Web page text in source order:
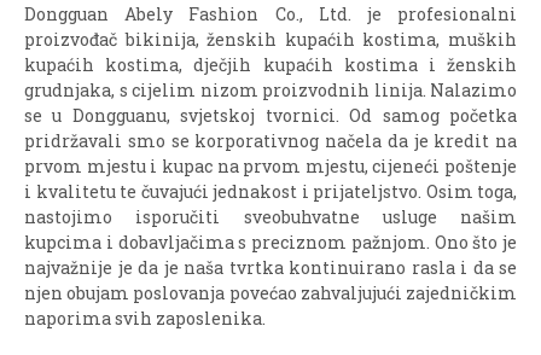
Dongguan Abely Fashion Co., Ltd. je profesionalni
proizvođač bikinija, ženskih kupaćih kostima, muških
kupaćih kostima, dječjih kupaćih kostima i ženskih
grudnjaka, s cijelim nizom proizvodnih linija. Nalazimo
se u Dongguanu, svjetskoj tvornici. Od samog početka
pridržavali smo se korporativnog načela da je kredit na
prvom mjestu i kupac na prvom mjestu, cijeneći poštenje
i kvalitetu te čuvajući jednakost i prijateljstvo. Osim toga,
nastojimo isporučiti sveobuhvatne usluge našim
kupcima i dobavljačima s preciznom pažnjom. Ono što je
najvažnije je da je naša tvrtka kontinuirano rasla i da se
njen obujam poslovanja povećao zahvaljujući zajedničkim
naporima svih zaposlenika.